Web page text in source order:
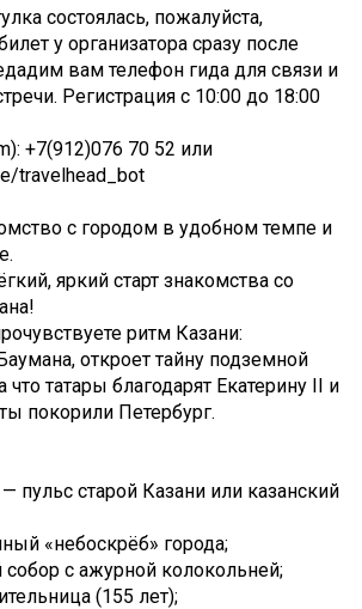
состоялась, пожалуйста,
у организатора сразу после
вам телефон гида для связи и
Регистрация с 10:00 до 18:00
+7(912)076 70 52 или
travelhead_bot
с городом в удобном темпе и
яркий старт знакомства со
ритм Казани:
откроет тайну подземной
что татары благодарят Екатерину II и
покорили Петербург.
пульс старой Казани или казанский
«небоскрёб» города;
с ажурной колокольней;
(155 лет);